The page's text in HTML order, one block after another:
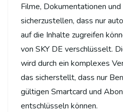
Filme, Dokumentationen
sicherzustellen, dass nur
auf die Inhalte zugreifen
von SKY DE verschlüsselt.
wird durch ein komplexes
das sicherstellt, dass nur
gültigen Smartcard und
entschlüsseln können.